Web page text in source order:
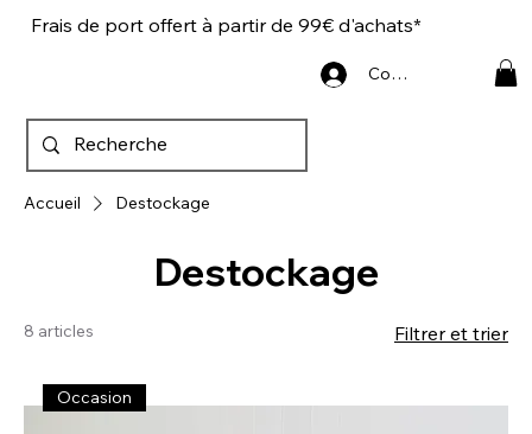
Frais de port offert à partir de 99€ d'achats*
Connexion
Accueil Destockage
Destockage
8 articles Filtrer et trier
Occasion